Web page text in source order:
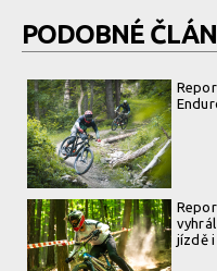
PODOBNÉ
jízdě